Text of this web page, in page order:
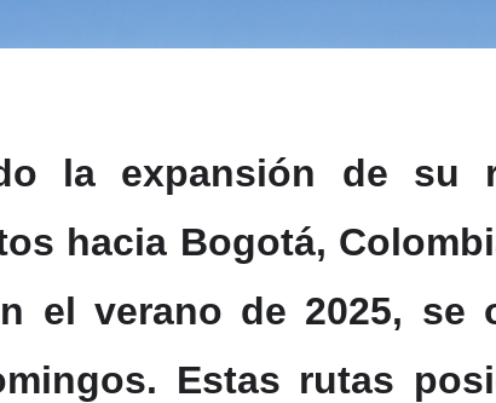
la expansión de su
hacia Bogotá,
el verano de 2025, se
Estas rutas